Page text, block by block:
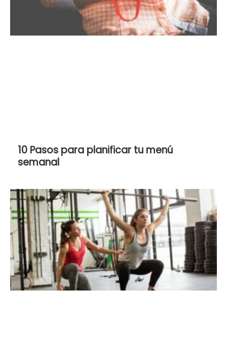
10 Pasos para planificar tu menú
semanal